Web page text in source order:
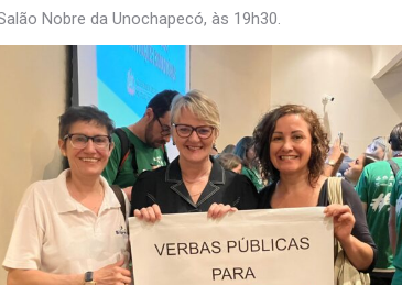
Nobre da Unochapecó, às 19h30.